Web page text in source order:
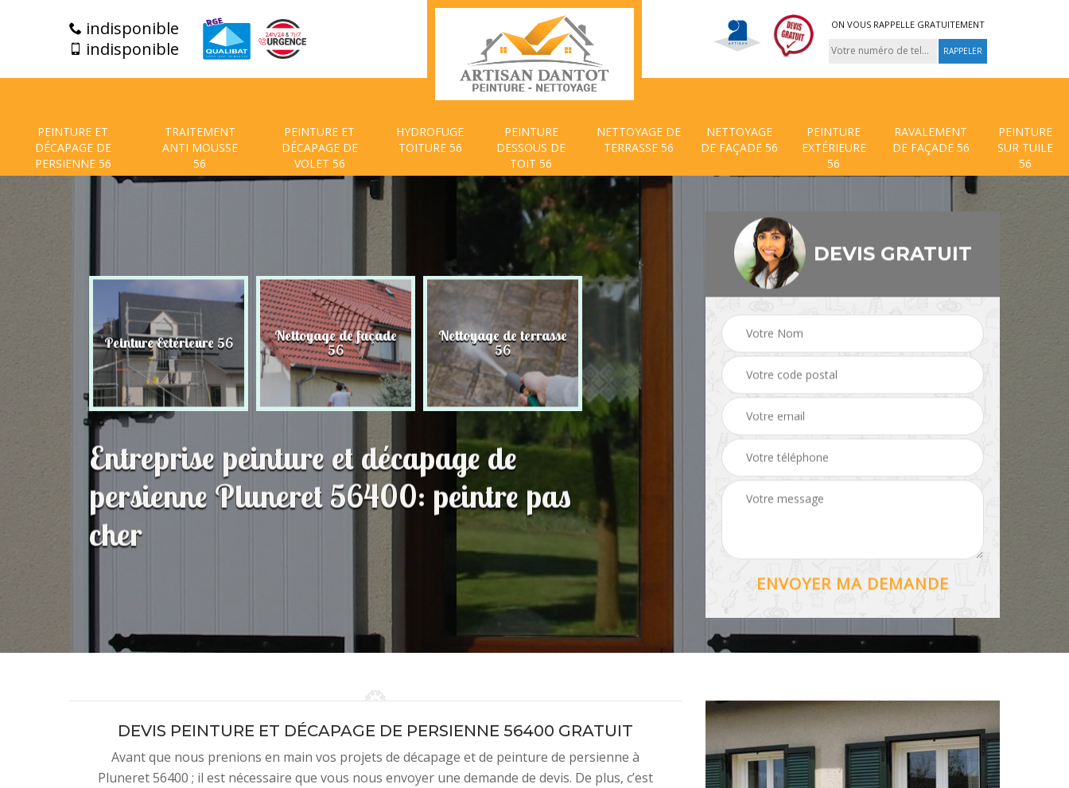
indisponible
indisponible
ON VOUS RAPPELLE GRATUITEMENT
PEINTURE ET
DÉCAPAGE DE
PERSIENNE 56
TRAITEMENT
ANTI MOUSSE
56
PEINTURE ET
DÉCAPAGE DE
VOLET 56
HYDROFUGE
TOITURE 56
PEINTURE
DESSOUS DE
TOIT 56
NETTOYAGE DE
TERRASSE 56
NETTOYAGE
DE FAÇADE 56
PEINTURE
EXTÉRIEURE
56
RAVALEMENT
DE FAÇADE 56
PEINTURE
SUR TUILE
56
Peinture Extérieure 56 Nettoyage de façade
56
Nettoyage de terrasse
56
Peinture dessous de Hydrofuge toiture 56 Traitement anti
Entreprise peinture et décapage de
persienne Pluneret 56400: peintre pas
cher
DEVIS GRATUIT
DEVIS PEINTURE ET DÉCAPAGE DE PERSIENNE 56400 GRATUIT
Avant que nous prenions en main vos projets de décapage et de peinture de persienne à
Pluneret 56400 ; il est nécessaire que vous nous envoyer une demande de devis. De plus, c’est